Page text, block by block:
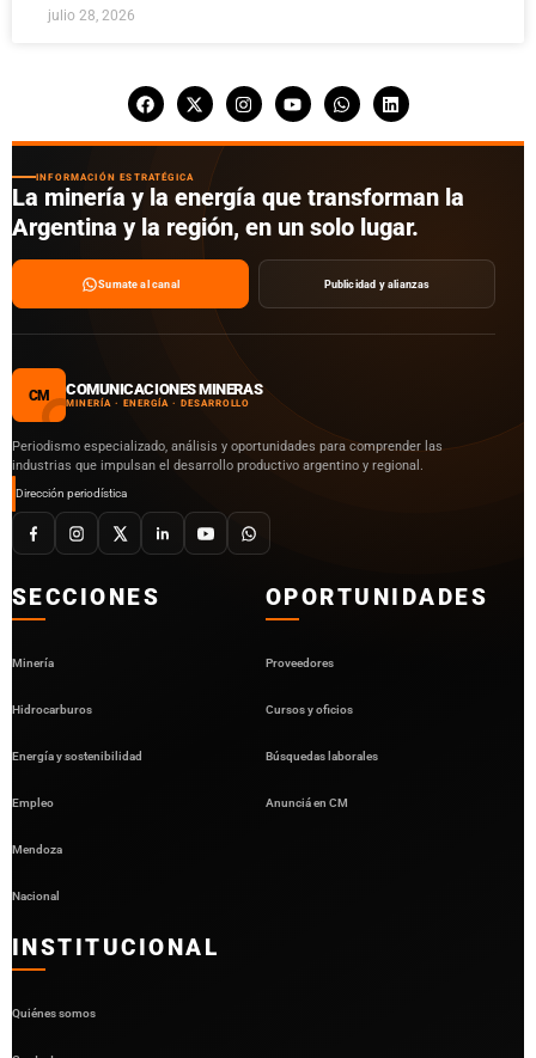
julio 28, 2026
INFORMACIÓN ESTRATÉGICA
La minería y la energía que transforman la
Argentina y la región, en un solo lugar.
Sumate al canal Publicidad y alianzas
CM COMUNICACIONES MINERAS
MINERÍA · ENERGÍA · DESARROLLO
Periodismo especializado, análisis y oportunidades para comprender las
industrias que impulsan el desarrollo productivo argentino y regional.
Dirección periodística
SECCIONES
Minería
Hidrocarburos
Energía y sostenibilidad
Empleo
Mendoza
Nacional
OPORTUNIDADES
Proveedores
Cursos y oficios
Búsquedas laborales
Anunciá en CM
INSTITUCIONAL
Quiénes somos